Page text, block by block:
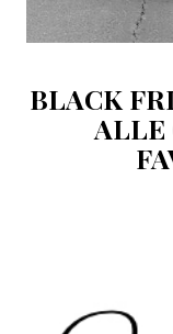
BLACK
ALLE